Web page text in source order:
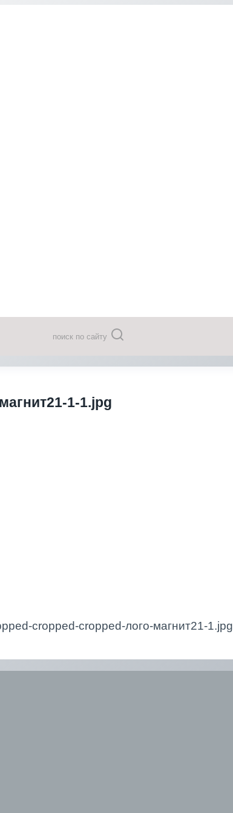
поиск по сайту
1-1.jpg
cropped-cropped-лого-магнит21-1.jpg